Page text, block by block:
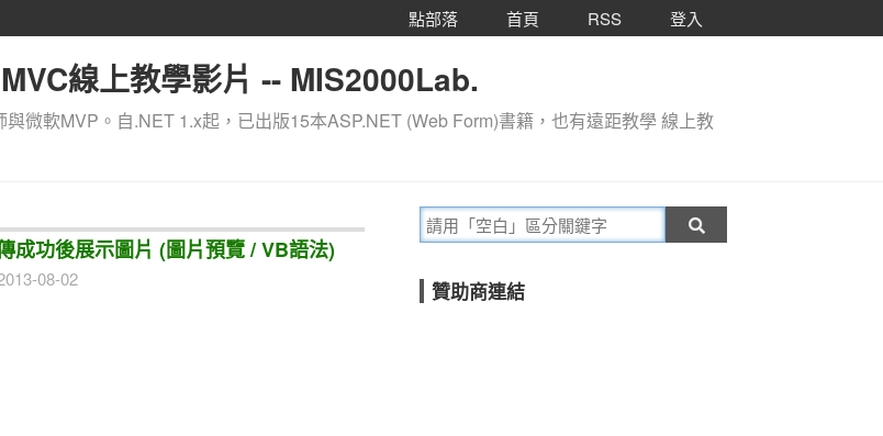
點部落 首頁 RSS 登入
線上教學影片 -- MIS2000Lab.
微軟MVP。自.NET 1.x起，已出版15本ASP.NET (Web Form)書籍，也有遠距教學 線上教
成功後展示圖片 (圖片預覽 / VB語法)
08-02 贊助商連結